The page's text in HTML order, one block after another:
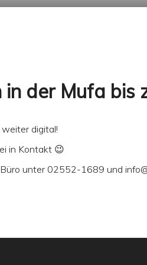
der Mufa bis
digital!
in Kontakt 😉
unter 02552-1689 und